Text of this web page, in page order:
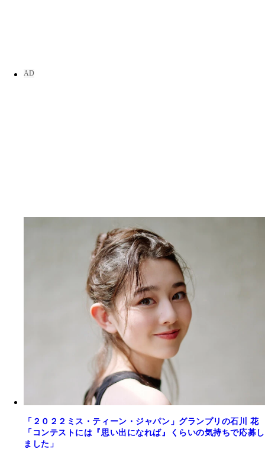
「２０２２ミス・ティーン・ジャパン」グランプリの石川 花
「コンテストには『思い出になれば』くらいの気持ちで応募し
ました」